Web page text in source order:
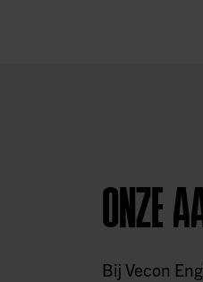
ONZE
Bij Vecon